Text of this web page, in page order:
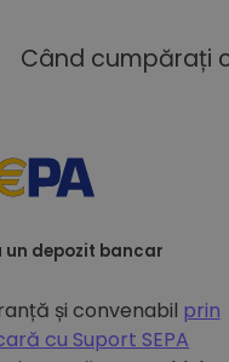
Când cumpărați
un depozit bancar
și convenabil prin
cu Suport SEPA